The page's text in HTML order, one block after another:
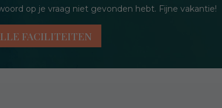
op je vraag niet gevonden hebt. Fijne vakantie!
FACILITEITEN